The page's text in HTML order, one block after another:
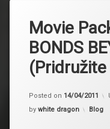
Movie
BONDS
Posted on 14/04/2011
by white dragon Blog